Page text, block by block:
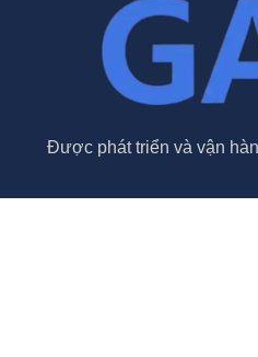
Được phát triển và vận